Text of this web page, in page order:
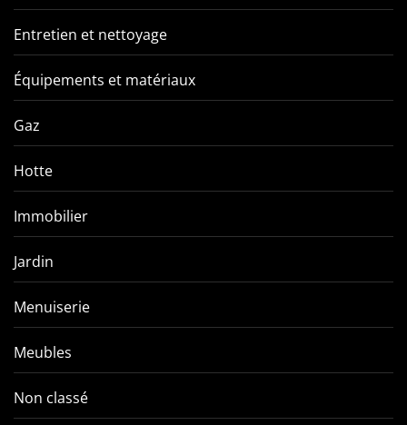
Entretien et nettoyage
Équipements et matériaux
Gaz
Hotte
Immobilier
Jardin
Menuiserie
Meubles
Non classé